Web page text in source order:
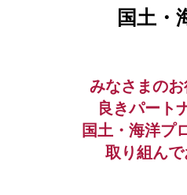
国土・
みなさまの
良きパート
国土・海洋プ
取り組ん